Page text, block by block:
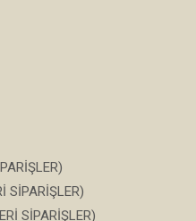
SİPARİŞLER)
SİPARİŞLER)